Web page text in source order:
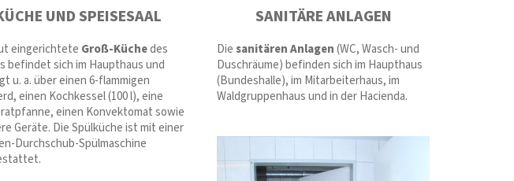
UND SPEISESAAL
eingerichtete Groß-Küchedes
befindet sich im Haupthaus und
u. a. über einen 6-flammigen
einen Kochkessel (100 l), eine
einen Konvektomat sowie
Geräte. Die Spülküche ist mit einer
Durchschub-Spülmaschine
SANITÄRE ANLAGEN
Diesanitären Anlagen(WC, Wasch- und
Duschräume) befinden sich im Haupthaus
(Bundeshalle), im Mitarbeiterhaus, im
Waldgruppenhaus und in der Hacienda.